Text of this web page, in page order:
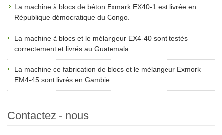
La machine à blocs de béton Exmark EX40-1 est livrée en
République démocratique du Congo.
La machine à blocs et le mélangeur EX4-40 sont testés
correctement et livrés au Guatemala
La machine de fabrication de blocs et le mélangeur Exmork
EM4-45 sont livrés en Gambie
Contactez - nous